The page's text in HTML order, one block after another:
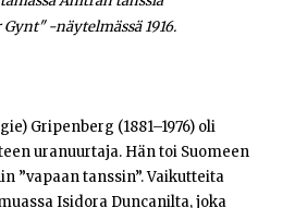
Opiskelijat
-näytelmässä 1916.
Gripenberg (1881–1976) oli
uranuurtaja. Hän toi Suomeen
”vapaan tanssin”. Vaikutteita
Isidora Duncanilta, joka